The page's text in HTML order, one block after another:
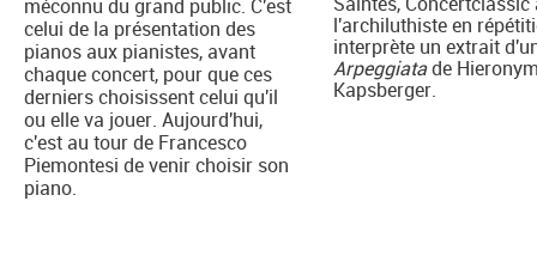
méconnu du grand public. C'est
celui de la présentation des
pianos aux pianistes, avant
chaque concert, pour que ces
derniers choisissent celui qu'il
ou elle va jouer. Aujourd'hui,
c'est au tour de Francesco
Piemontesi de venir choisir son
piano.
l'archiluthiste en
interprète un extrait
Arpeggiatade
Kapsberger.